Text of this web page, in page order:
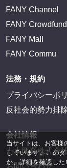
FANY Channel
FANY
FANY Mall
FANY Commu
法務・規約
プライバシーポ
反社会的勢力排
会社情報
吉本興業株式会
お問い合わせ
当サイトは、お客様
しています。この
か、詳細を確認した